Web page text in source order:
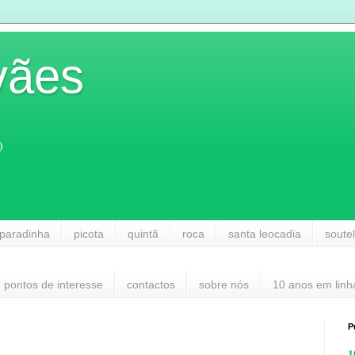
picota quintã roca santa leocadia
pontos de interesse contactos sobre nós 10 anos em